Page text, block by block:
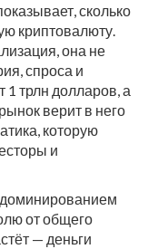
сколько
криптовалюту.
, она не
спроса и
1 трлн долларов, а
верит в него
которую
и
доминированием
от общего
— деньги